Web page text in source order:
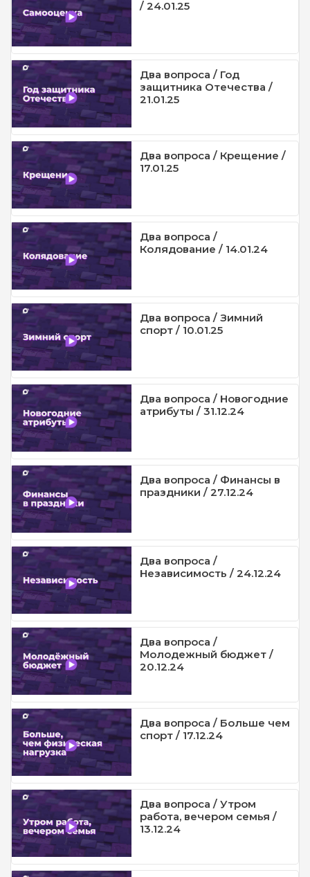
/ 24.01.25
Два вопроса / Год
защитника Отечества /
21.01.25
Два вопроса / Крещение /
17.01.25
Два вопроса /
Колядование / 14.01.24
Два вопроса / Зимний
спорт / 10.01.25
Два вопроса / Новогодние
атрибуты / 31.12.24
Два вопроса / Финансы в
праздники / 27.12.24
Два вопроса /
Независимость / 24.12.24
Два вопроса /
Молодежный бюджет /
20.12.24
Два вопроса / Больше чем
спорт / 17.12.24
Два вопроса / Утром
работа, вечером семья /
13.12.24